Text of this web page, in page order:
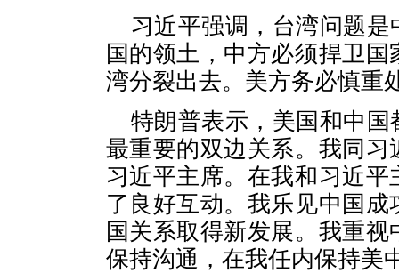
习近平强调，台湾问题
国的领土，中方必须捍卫
湾分裂出去。美方务必慎重
特朗普表示，美国和中
最重要的双边关系。我同
习近平主席。在我和习近
了良好互动。我乐见中国
国关系取得新发展。我重
保持沟通，在我任内保持美